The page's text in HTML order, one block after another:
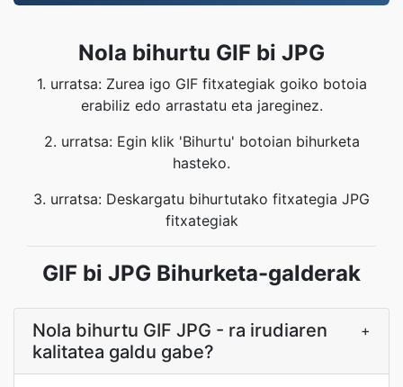
Nola bihurtu GIF bi JPG
1. urratsa: Zurea igo GIF fitxategiak goiko botoia
erabiliz edo arrastatu eta jareginez.
2. urratsa: Egin klik 'Bihurtu' botoian bihurketa
hasteko.
3. urratsa: Deskargatu bihurtutako fitxategia JPG
fitxategiak
GIF bi JPG Bihurketa-galderak
Nola bihurtu GIF JPG - ra irudiaren
kalitatea galdu gabe?
+